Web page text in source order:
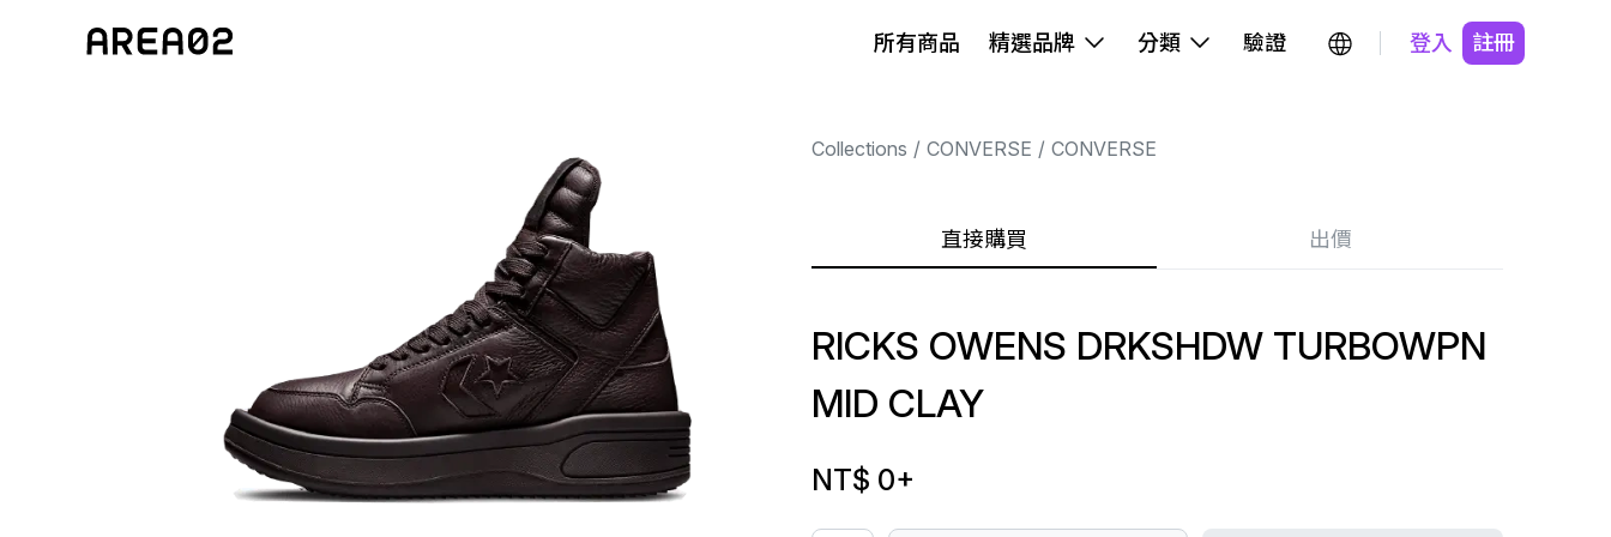
所有商品 精選品牌 分類 驗證 登入 註冊
Collections CONVERSE CONVERSE
直接購買 出價
RICKS OWENS DRKSHDW TURBOWPN
MID CLAY
NT$ 0+